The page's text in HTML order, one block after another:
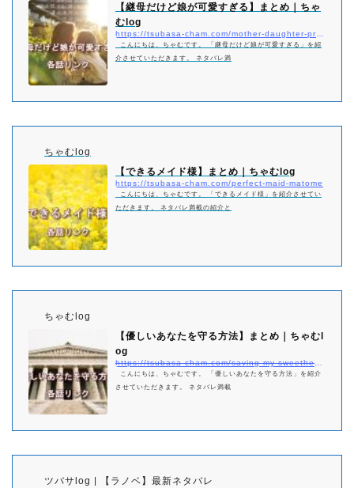
【継母だけど娘が可愛すぎる】まとめ｜ちゃ
むlog
こんにちは、ちゃむです。 「継母だけど娘が可愛すぎる」を紹
介させていただきます。 ネタバレ満
ちゃむlog
【できるメイド様】まとめ｜ちゃむlog
https://tsubasa-cham.com/perfect-maid-matome
こんにちは、ちゃむです。 「できるメイド様」を紹介させてい
ただきます。 ネタバレ満載の紹介と
ちゃむlog
【優しいあなたを守る方法】まとめ｜ちゃむl
og
こんにちは、ちゃむです。 「優しいあなたを守る方法」を紹介
させていただきます。 ネタバレ満載
ツバサlog | 【ラノベ】最新ネタバレ